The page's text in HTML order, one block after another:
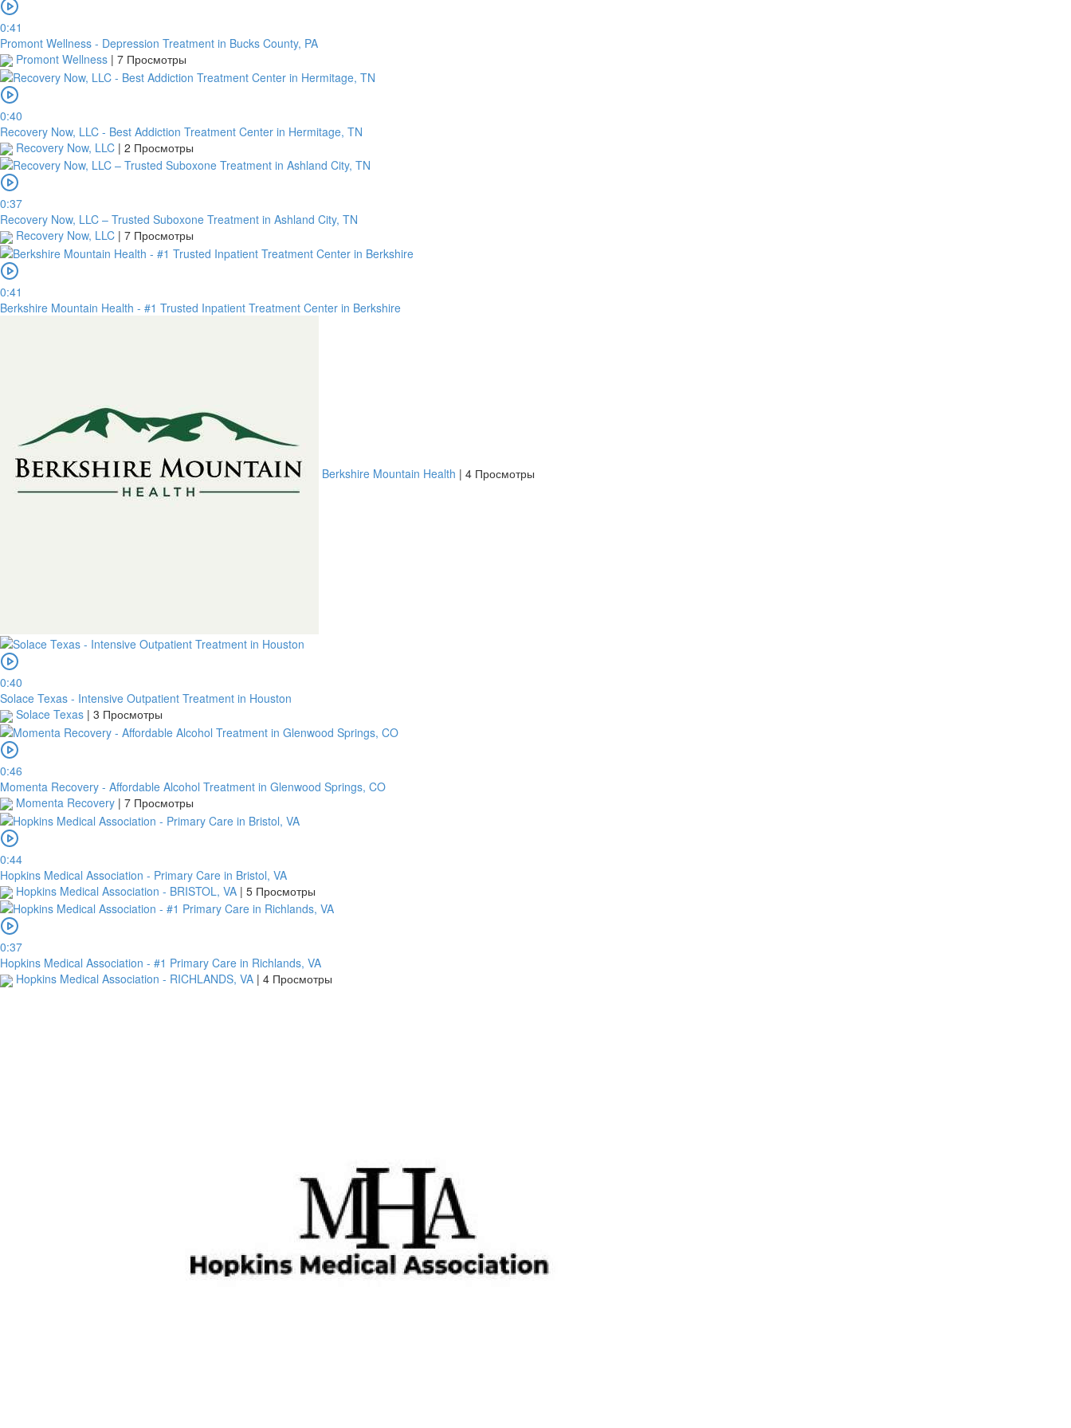
0:41
Promont Wellness - Depression Treatment in Bucks County, PA
Promont Wellness | 7 Просмотры
0:40
Recovery Now, LLC - Best Addiction Treatment Center in Hermitage, TN
Recovery Now, LLC | 2 Просмотры
0:37
Recovery Now, LLC – Trusted Suboxone Treatment in Ashland City, TN
Recovery Now, LLC | 7 Просмотры
0:41
Berkshire Mountain Health - #1 Trusted Inpatient Treatment Center in Berkshire
Berkshire Mountain Health | 4 Просмотры
0:40
Solace Texas - Intensive Outpatient Treatment in Houston
Solace Texas | 3 Просмотры
0:46
Momenta Recovery - Affordable Alcohol Treatment in Glenwood Springs, CO
Momenta Recovery | 7 Просмотры
0:44
Hopkins Medical Association - Primary Care in Bristol, VA
Hopkins Medical Association - BRISTOL, VA | 5 Просмотры
0:37
Hopkins Medical Association - #1 Primary Care in Richlands, VA
Hopkins Medical Association - RICHLANDS, VA | 4 Просмотры